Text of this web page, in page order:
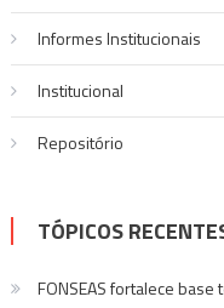
Informes Institucionais
Institucional
Repositório
TÓPICOS
FONSEAS fortalece base